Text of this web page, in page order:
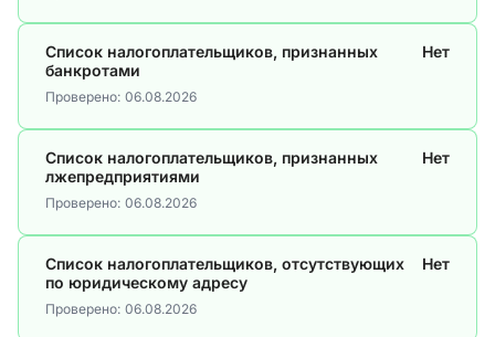
Список налогоплательщиков, признанных
банкротами
Нет
Проверено: 06.08.2026
Список налогоплательщиков, признанных
лжепредприятиями
Нет
Проверено: 06.08.2026
Список налогоплательщиков, отсутствующих
по юридическому адресу
Нет
Проверено: 06.08.2026